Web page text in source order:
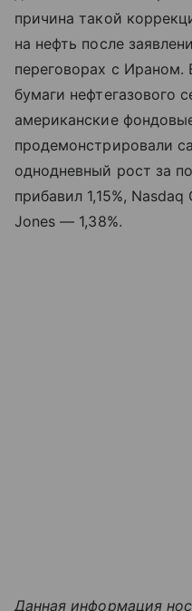
причина такой
на нефть после
переговорах с Ираном.
бумаги нефтегазового
американские
продемонстрировали
однодневный рост за
прибавил 1,15%,
Jones — 1,38%.
Данная информация